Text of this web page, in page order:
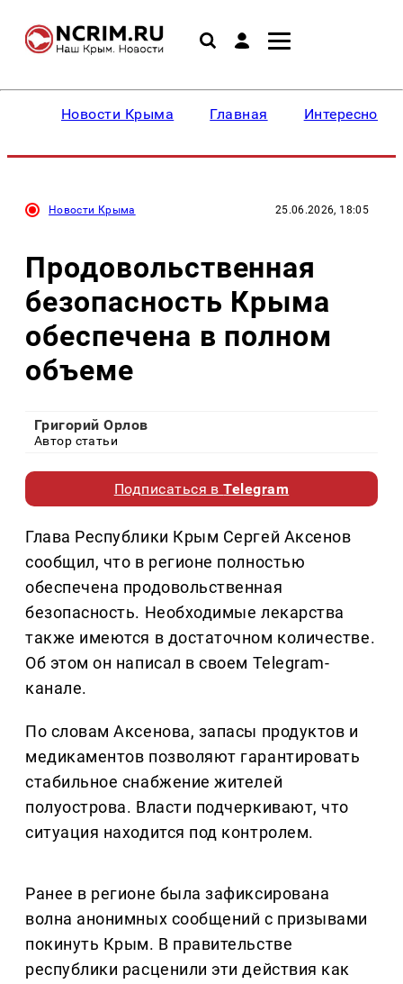
Новости Крыма Главная Интересное
Новости Крыма 25.06.2026, 18:05
Продовольственная
безопасность Крыма
обеспечена в полном
объеме
Григорий Орлов
Автор статьи
Подписаться вTelegram
Глава Республики Крым Сергей Аксенов
сообщил, что в регионе полностью
обеспечена продовольственная
безопасность. Необходимые лекарства
также имеются в достаточном количестве.
Об этом он написал в своем Telegram-
канале.
По словам Аксенова, запасы продуктов и
медикаментов позволяют гарантировать
стабильное снабжение жителей
полуострова. Власти подчеркивают, что
ситуация находится под контролем.
Ранее в регионе была зафиксирована
волна анонимных сообщений с призывами
покинуть Крым. В правительстве
республики расценили эти действия как